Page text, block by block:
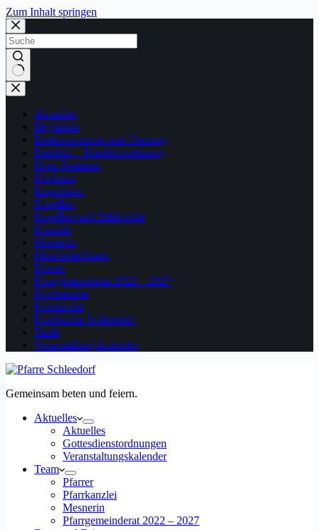
Zum Inhalt springen
Keine
Ergebnisse
Aktuelles
Begräbnis
Erstkommunion und Firmung
Friedhof – Friedhofsordnung
Haus Betanien
Hochzeit
Impressum
Kapellen
Kapellen und Bildstöcke
Kontakt
Mesnerin
MitarbeiterInnen
Pfarrer
Pfarrgemeinderat 2022 – 2027
Pfarrkanzlei
Pfarrkirche
Pfarrkirche Schleedorf
Taufe
Veranstaltungskalender
Gemeinsam beten und feiern.
Aktuelles
Aktuelles
Gottesdienstordnungen
Veranstaltungskalender
Team
Pfarrer
Pfarrkanzlei
Mesnerin
Pfarrgemeinderat 2022 – 2027